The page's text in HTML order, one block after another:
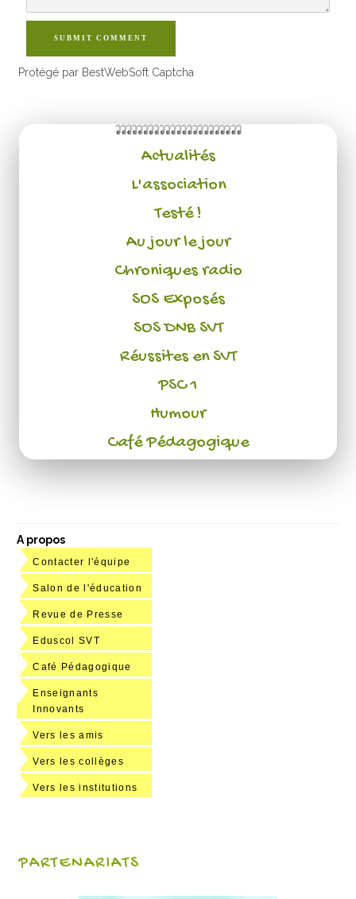
SUBMIT COMMENT
Protégé par BestWebSoft Captcha
Actualités
L'association
Testé !
Au jour le jour
Chroniques radio
SOS Exposés
SOS DNB SVT
Réussites en SVT
PSC 1
Humour
Café Pédagogique
A propos
Contacter l'équipe
Salon de l'éducation
Revue de Presse
Eduscol SVT
Café Pédagogique
Enseignants
Innovants
Vers les amis
Vers les collèges
Vers les institutions
PARTENARIATS